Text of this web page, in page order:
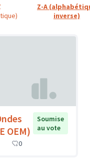
Z-A
inverse)
OEM)
Soumise
au vote
0